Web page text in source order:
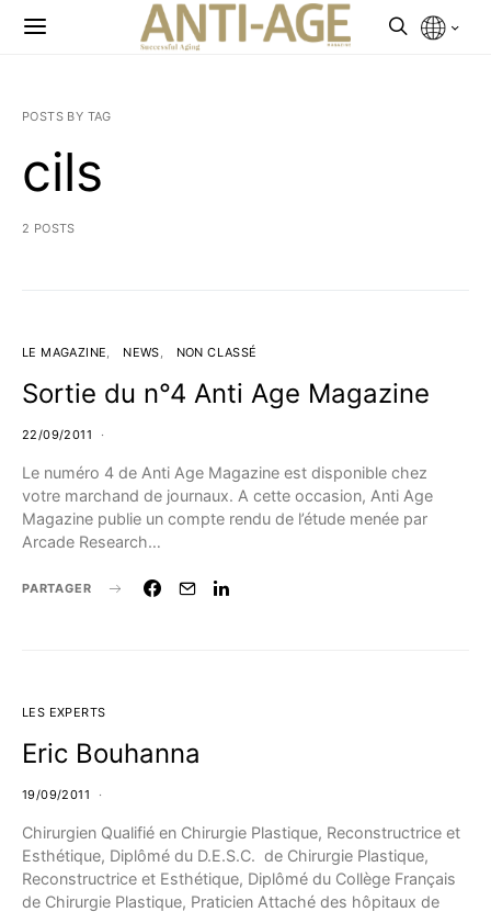
POSTS BY TAG
cils
2 POSTS
LE MAGAZINE NEWS NON CLASSÉ
Sortie du n°4 Anti Age Magazine
22/09/2011
Le numéro 4 de Anti Age Magazine est disponible chez
votre marchand de journaux. A cette occasion, Anti Age
Magazine publie un compte rendu de l’étude menée par
Arcade Research…
PARTAGER
LES EXPERTS
Eric Bouhanna
19/09/2011
Chirurgien Qualifié en Chirurgie Plastique, Reconstructrice et
Esthétique, Diplômé du D.E.S.C. de Chirurgie Plastique,
Reconstructrice et Esthétique, Diplômé du Collège Français
de Chirurgie Plastique, Praticien Attaché des hôpitaux de